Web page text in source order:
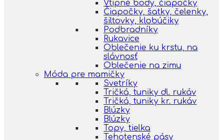
Vtipné body, čiapočky
Čiapočky, šatky, čelenky,
šiltovky, klobúčiky
Podbradníky
Rukavice
Oblečenie ku krstu, na
slávnosť
Oblečenie na zimu
Móda pre mamičky
Svetríky
Tričká, tuniky dl. rukáv
Tričká, tuniky kr. rukáv
Blúzky
Blúzky
Topy, tielka
Tehotenské pásy